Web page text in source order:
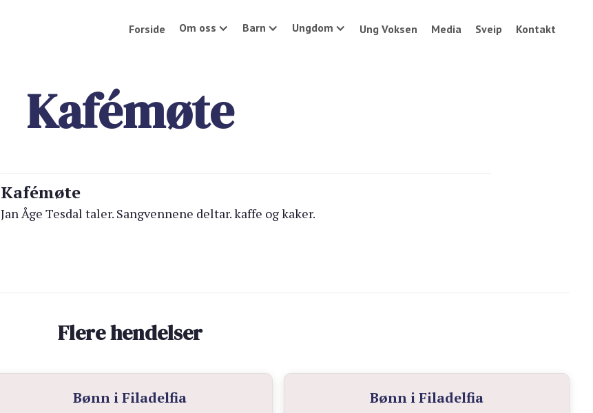
Forside Om oss Barn Ungdom Ung Voksen Media Sveip Kontakt
Kafémøte
Kafémøte
Jan Åge Tesdal taler. Sangvennene deltar. kaffe og kaker.
Flere hendelser
Bønn i Filadelfia Bønn i Filadelfia